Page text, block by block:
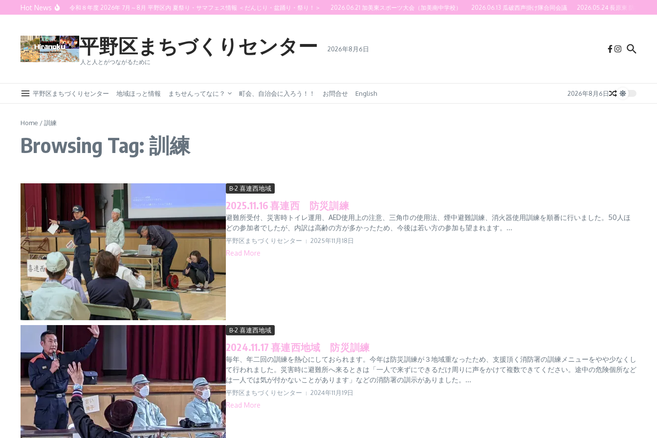
Skip to content
Hot News
連灯火の夕べ 2026 令和８年度 2026年 7月～8月 平野区内 夏祭り・サマフェス情報 ＜だんじり・盆踊り・祭り！＞ 2026.06.21 加美東スポーツ大会（加美南中学校） 2026.06.13 瓜破西声掛け隊合同会議 2026.05.24 長原東 防災訓練
平野区まちづくりセンター
人と人とがつながるために
2026年8月6日
平野区まちづくりセンター 地域ほっと情報 まちせんってなに？ 町会、自治会に入ろう！！ お問合せ English 2026年8月6日
Home /訓練
Browsing Tag: 訓練
B-2 喜連西地域
2025.11.16 喜連西 防災訓練
避難所受付、災害時トイレ運用、AED使用上の注意、三角巾の使用法、煙中避難訓練、消火器使用訓練を順番に行いました。50人ほ
どの参加者でしたが、内訳は高齢の方が多かったため、今後は若い方の参加も望まれます。...
平野区まちづくりセンター 2025年11月18日
Read More
B-2 喜連西地域
2024.11.17 喜連西地域 防災訓練
毎年、年二回の訓練を熱心にしておられます。今年は防災訓練が３地域重なったため、支援頂く消防署の訓練メニューをやや少なくし
て行われました。災害時に避難所へ来るときは「一人で来ずにできるだけ周りに声をかけて複数できてください。途中の危険個所など
は一人では気が付かないことがあります」などの消防署の訓示がありました。...
平野区まちづくりセンター 2024年11月19日
Read More